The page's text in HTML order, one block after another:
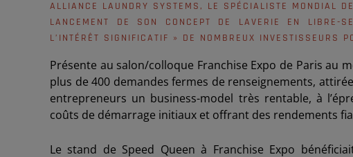
ALLIANCE LAUNDRY SYSTEMS, LE SPÉCIALISTE MONDIAL
LANCEMENT DE SON CONCEPT DE LAVERIE EN LIBRE-
L’INTÉRÊT SIGNIFICATIF » DE NOMBREUX INVESTISSEURS
Présente au salon/colloque Franchise Expo de Paris au
plus de 400 demandes fermes de renseignements,
entrepreneurs un business-model très rentable, à
coûts de démarrage initiaux et offrant des rendements
Le stand de Speed Queen à Franchise Expo